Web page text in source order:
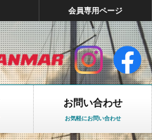
会員専用ページ
お問い合わせ
お気軽にお問い合わせ